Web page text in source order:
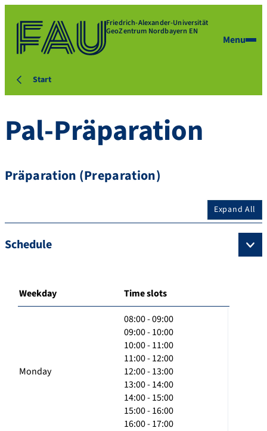
Friedrich-Alexander-Universität
GeoZentrum Nordbayern EN
Menu
Start
Pal-Präparation
Präparation (Preparation)
Expand All
Schedule
Weekday Time slots
Monday
08:00 - 09:00
09:00 - 10:00
10:00 - 11:00
11:00 - 12:00
12:00 - 13:00
13:00 - 14:00
14:00 - 15:00
15:00 - 16:00
16:00 - 17:00